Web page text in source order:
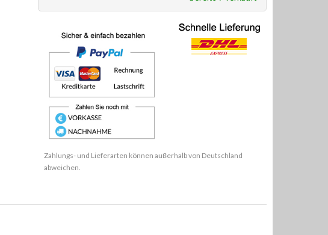
Zahlungs- und Lieferarten können außerhalb von Deutschland
abweichen.